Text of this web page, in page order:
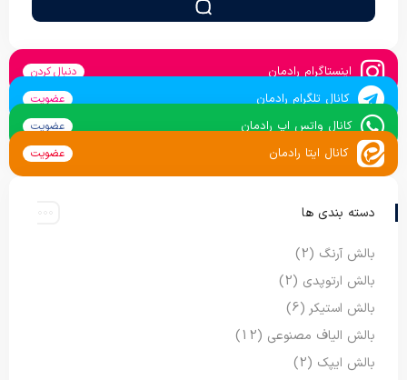
اینستاگرام رادمان دنبال کردن
کانال تلگرام رادمان عضویت
کانال واتس اپ رادمان عضویت
کانال ایتا رادمان عضویت
دسته بندی ها
بالش آرنگ (2)
بالش ارتوپدی (2)
بالش استیکر (6)
بالش الیاف مصنوعی (12)
بالش ایپک (2)